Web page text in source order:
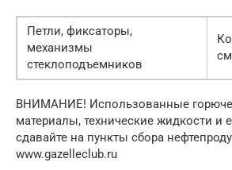
Петли, фиксаторы,
механизмы
стеклоподъемников
ВНИМАНИЕ! Использованные
материалы, технические жидкости и
сдавайте на пункты сбора
www.gazelleclub.ru